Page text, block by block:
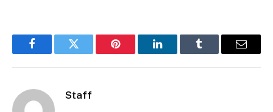
FacebookTwitter Pinterest LinkedInTumblr Email
Staff